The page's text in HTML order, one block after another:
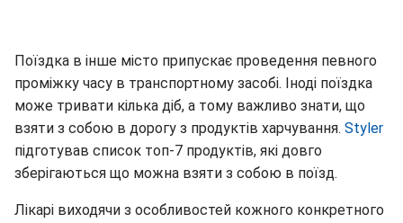
Поїздка в інше місто припускає проведення певного
проміжку часу в транспортному засобі. Іноді поїздка
може тривати кілька діб, а тому важливо знати, що
взяти з собою в дорогу з продуктів харчування. Styler
підготував список топ-7 продуктів, які довго
зберігаються що можна взяти з собою в поїзд.
Лікарі виходячи з особливостей кожного конкретного